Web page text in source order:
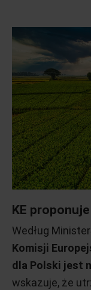
KE
Według
Komisji
dla Polski jest
wskazuje, że